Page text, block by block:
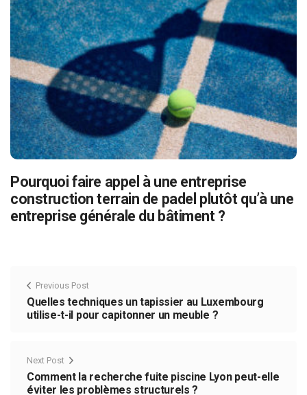
Pourquoi faire appel à une entreprise
construction terrain de padel plutôt qu’à une
entreprise générale du bâtiment ?
Previous Post
Quelles techniques un tapissier au Luxembourg
utilise-t-il pour capitonner un meuble ?
Next Post
Comment la recherche fuite piscine Lyon peut-elle
éviter les problèmes structurels ?